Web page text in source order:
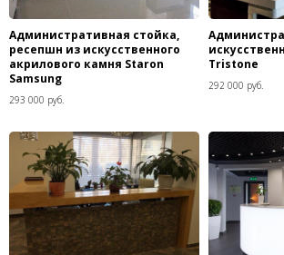
Административная стойка,
ресепшн из искусственного
акрилового камня Staron
Samsung
293 000 руб.
Tristone
292 000 руб.